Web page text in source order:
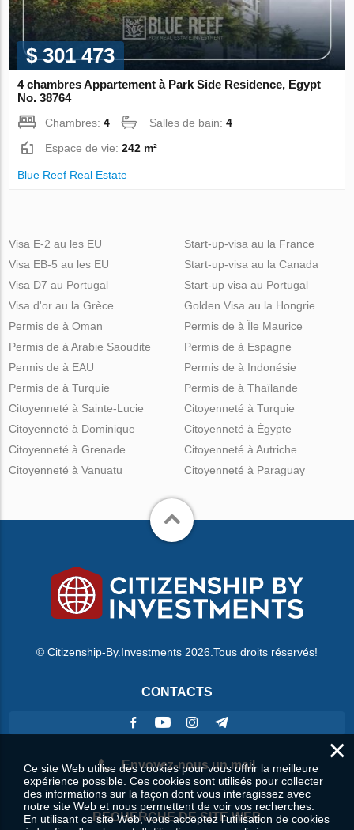
$ 301 473
4 chambres Appartement à Park Side Residence, Egypt
No. 38764
Chambres:4 Salles de bain:4
Espace de vie:242 m²
Blue Reef Real Estate
Visa E-2 au les EU
Visa EB-5 au les EU
Visa D7 au Portugal
Visa d'or au la Grèce
Start-up-visa au la France
Start-up-visa au la Canada
Start-up visa au Portugal
Golden Visa au la Hongrie
Permis de à Oman
Permis de à Arabie Saoudite
Permis de à EAU
Permis de à Turquie
Permis de à Île Maurice
Permis de à Espagne
Permis de à Indonésie
Permis de à Thaïlande
Citoyenneté à Sainte-Lucie
Citoyenneté à Dominique
Citoyenneté à Grenade
Citoyenneté à Vanuatu
Citoyenneté à Turquie
Citoyenneté à Égypte
Citoyenneté à Autriche
Citoyenneté à Paraguay
© Citizenship-By.Investments 2026.Tous droits réservés!
CONTACTS
Envoyez-nous un mail
RECHERCHE DE SITE WEB
×
Ce site Web utilise des cookies pour vous offrir la meilleure
expérience possible. Ces cookies sont utilisés pour collecter
des informations sur la façon dont vous interagissez avec
notre site Web et nous permettent de voir vos recherches.
En utilisant ce site Web, vous acceptez l'utilisation de cookies